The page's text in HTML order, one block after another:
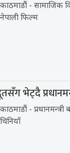
काठमाडौं - सामाजिक
नेपाली फिल्म
भेट्दै
काठमाडौं -
चिनियाँ